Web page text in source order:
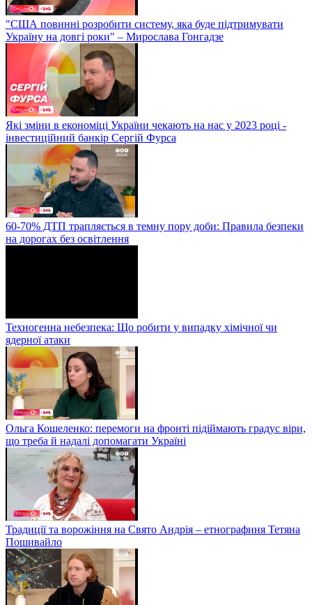
"США повинні розробити систему, яка буде підтримувати
Україну на довгі роки" – Мирослава Гонгадзе
Які зміни в економіці України чекають на нас у 2023 році -
інвестиційний банкір Сергій Фурса
60-70% ДТП трапляється в темну пору доби: Правила безпеки
на дорогах без освітлення
Техногенна небезпека: Що робити у випадку хімічної чи
ядерної атаки
Ольга Кошеленко: перемоги на фронті підіймають градус віри,
що треба й надалі допомагати Україні
Традиції та ворожіння на Свято Андрія – етнографиня Тетяна
Пошивайло